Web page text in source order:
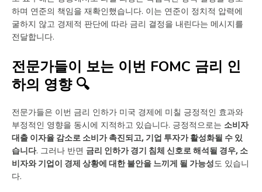
하며 연준의 책임을 재확인했습니다. 이는 연준이 정치적 압력에
굴하지 않고 경제적 판단에 따라 금리 결정을 내린다는 메시지를
전달합니다.
전문가들이 보는 이번 FOMC 금리 인
하의 영향 🔍
전문가들은 이번 금리 인하가 미국 경제에 미칠 긍정적인 효과와
부정적인 영향을 동시에 지적하고 있습니다. 긍정적으로는 소비자
대출 이자율 감소로 소비가 촉진되고, 기업 투자가 활성화될 수 있
습니다. 그러나 반면 금리 인하가 경기 침체 신호로 해석될 경우, 소
비자와 기업이 경제 상황에 대한 불안을 느끼게 될 가능성도 있습니
다.